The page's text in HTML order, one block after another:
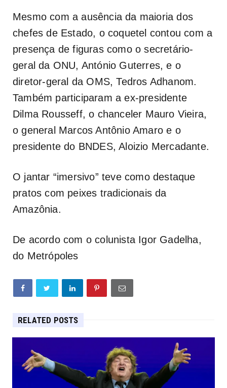
Mesmo com a ausência da maioria dos
chefes de Estado, o coquetel contou com a
presença de figuras como o secretário-
geral da ONU, António Guterres, e o
diretor-geral da OMS, Tedros Adhanom.
Também participaram a ex-presidente
Dilma Rousseff, o chanceler Mauro Vieira,
o general Marcos Antônio Amaro e o
presidente do BNDES, Aloizio Mercadante.
O jantar “imersivo” teve como destaque
pratos com peixes tradicionais da
Amazônia.
De acordo com o colunista Igor Gadelha,
do Metrópoles
RELATED POSTS